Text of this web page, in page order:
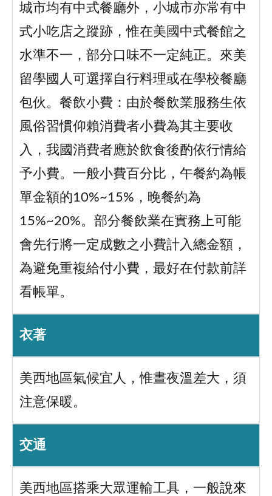
城市均有中式餐廳外，小城市亦常有中
式小吃店之蹤跡，惟在美國中式餐館之
水準不一，部分口味不一定純正。來美
留學國人可選擇自行料理或在學校餐廳
包伙。餐飲小費：由於餐飲業服務生依
風俗習慣仰賴消費者小費為其主要收
入，我國消費者應於飲食後酌依行情給
予小費。一般小費百分比，午餐約為帳
單金額的10%~15%，晚餐約為
15%~20%。部分餐飲業在實務上可能
會先行將一定成數之小費計入總金額，
為避免重複給付小費，最好在付款前詳
看帳單。
衣著
美西地區氣候宜人，惟晝夜溫差大，須
注意保暖。
交通
美西地區搭乘大眾運輸工具，一般說來